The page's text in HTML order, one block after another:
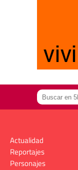
Actualidad
Reportajes
Personajes